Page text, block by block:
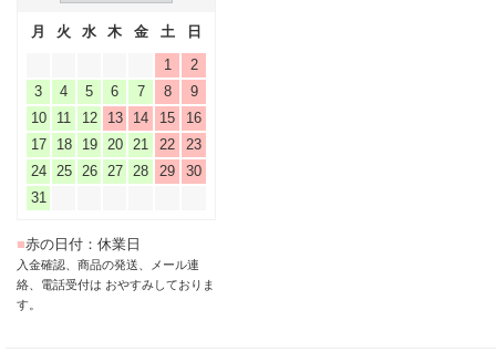
月 火 水 木 金 土
日
1
2
3
4 5 6 7 8
9
10
11 12 13 14 15
16
17
18 19 20 21 22
23
24
25 26 27 28 29
30
31
■赤の日付：休業日
入金確認、商品の発送、メール連
絡、電話受付は おやすみしておりま
す。